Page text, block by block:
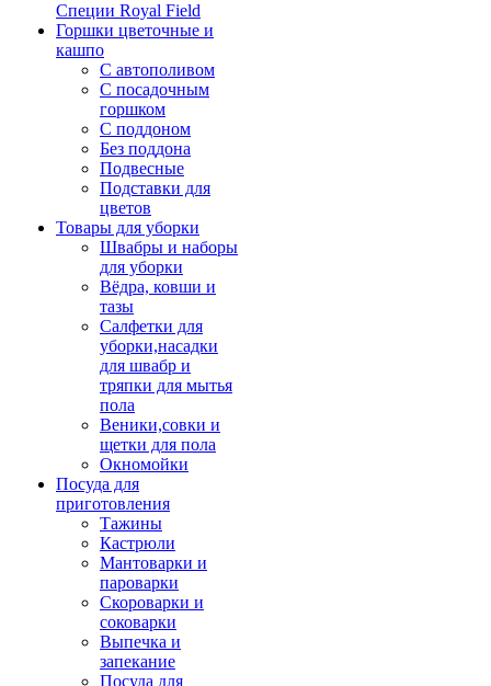
Специи Royal Field
Горшки цветочные и
кашпо
С автополивом
С посадочным
горшком
С поддоном
Без поддона
Подвесные
Подставки для
цветов
Товары для уборки
Швабры и наборы
для уборки
Вёдра, ковши и
тазы
Салфетки для
уборки,насадки
для швабр и
тряпки для мытья
пола
Веники,совки и
щетки для пола
Окномойки
Посуда для
приготовления
Тажины
Кастрюли
Мантоварки и
пароварки
Скороварки и
соковарки
Выпечка и
запекание
Посуда для